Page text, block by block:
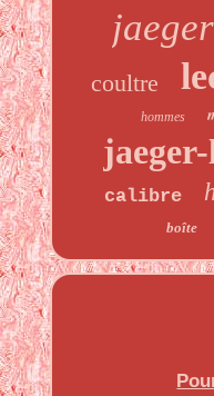
jaeger
coultre
hommes
calibre
boîte